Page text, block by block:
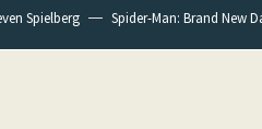
Spielberg Spider-Man: Brand New